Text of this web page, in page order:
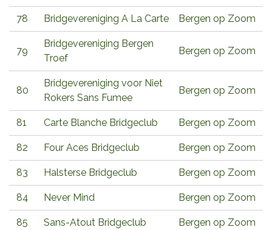
78 Bridgevereniging A La Carte Bergen op Zoom
79
Bridgevereniging Bergen
Troef
Bergen op Zoom
80
Bridgevereniging voor Niet
Rokers Sans Fumee
Bergen op Zoom
81 Carte Blanche Bridgeclub Bergen op Zoom
82 Four Aces Bridgeclub Bergen op Zoom
83 Halsterse Bridgeclub Bergen op Zoom
84 Never Mind Bergen op Zoom
85 Sans-Atout Bridgeclub Bergen op Zoom